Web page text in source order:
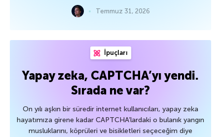
Temmuz 31, 2026
İpuçları
Yapay zeka, CAPTCHA’yı yendi.
Sırada ne var?
On yılı aşkın bir süredir internet kullanıcıları, yapay zeka
hayatımıza girene kadar CAPTCHA’lardaki o bulanık yangın
musluklarını, köprüleri ve bisikletleri seçeceğim diye